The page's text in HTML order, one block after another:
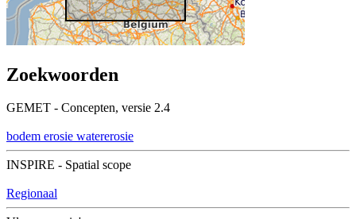
Zoekwoorden
GEMET - Concepten, versie 2.4
bodem erosie watererosie
INSPIRE - Spatial scope
Regionaal